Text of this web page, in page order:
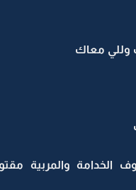
معاك
الخدامة والمربية